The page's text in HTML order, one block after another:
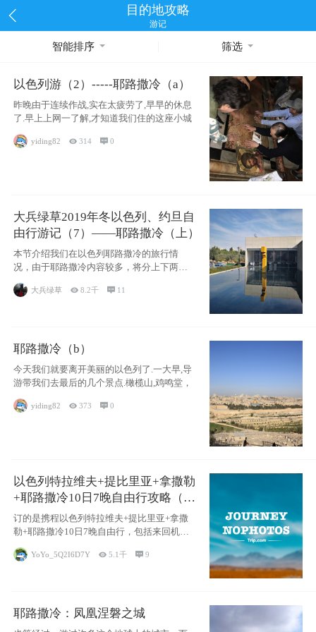
目的地攻略
游记
智能排序 筛选
以色列游（2）-----耶路撒冷（a）
昨晚由于连续作战,实在太疲劳了,早早的休息
了.早上上网一了解,才知道我们住的这座小城
yiding82  314 0
大兵绿草2019年冬以色列、约旦自
由行游记（7）——耶路撒冷（上）
本节介绍我们在以色列耶路撒冷的旅行情
况，由于耶路撒冷内容较多，将分上下两节
大兵绿草 8.2千  11
耶路撒冷（b）
今天我们就要离开美丽的以色列了.一大早,导
游带我们去最后的几个景点.橄榄山,鸡鸣堂，
yiding82 373 0
以色列特拉维夫+提比里亚+拿撒勒
+耶路撒冷10日7晚自由行攻略（交
通和住宿为主）
订的是携程以色列特拉维夫+提比里亚+拿撒
勒+耶路撒冷10日7晚自由行，包括来回机票
YoYo_5Q2I6D7Y  5.1千 9
耶路撒冷：凤凰涅磐之城